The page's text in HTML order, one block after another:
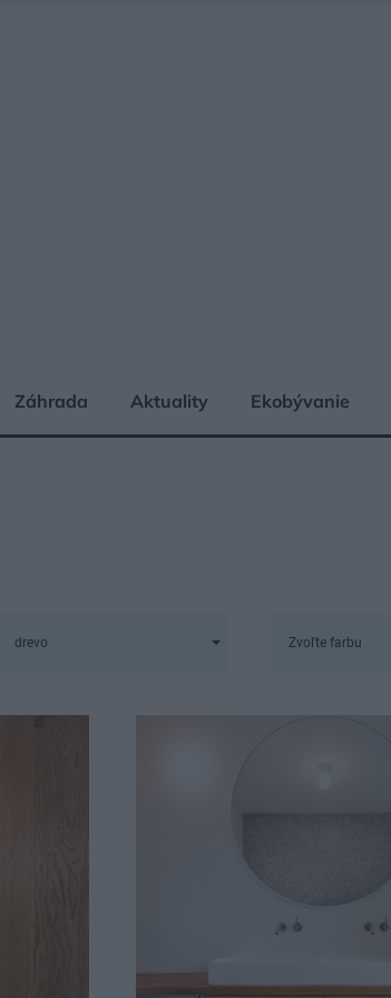
Záhrada Aktuality Ekobývanie
drevo Zvoľte farbu